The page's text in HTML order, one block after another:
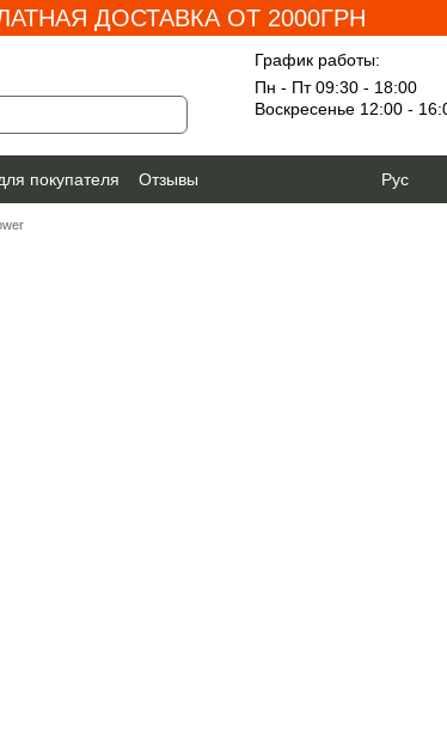
ДОСТАВКА ОТ 2000ГРН
График работы:
Пн - Пт 09:30 - 18:00
Воскресенье 12:00 -
покупателя
Отзывы
Рус